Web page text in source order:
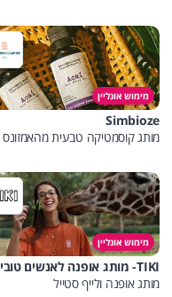
מימוש אונליין
Simbioze
מותג קוסמטיקה טבעית מהאמזונס
מימוש אונליין
TIKI- מותג אופנה לאנשים טובים
מותג אופנה ולייף סטייל